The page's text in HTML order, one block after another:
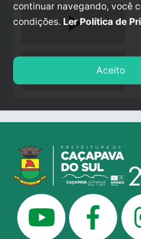
play_arrow
continuar navegando, você
condições. Ler Política de
Aceito